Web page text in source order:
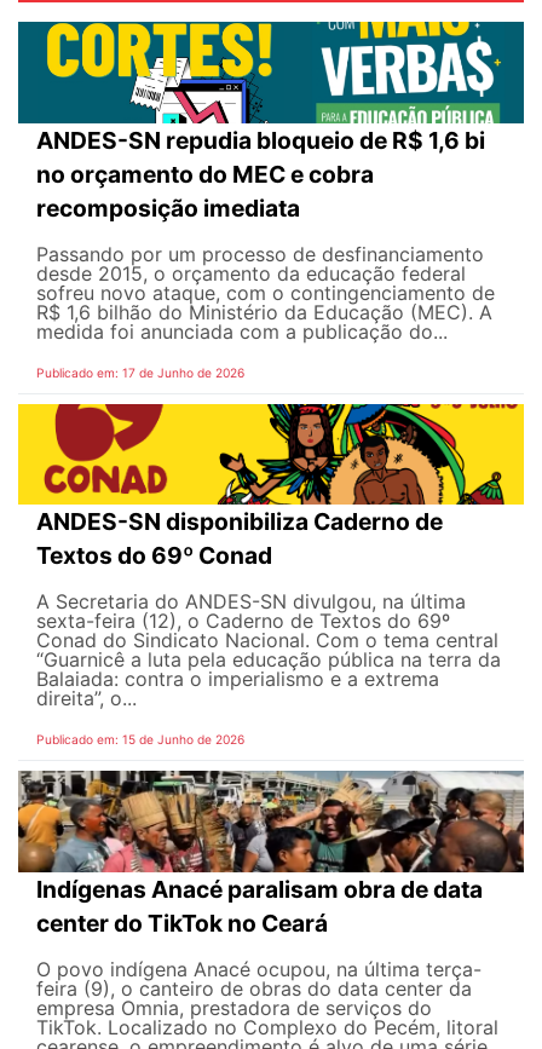
ANDES-SN repudia bloqueio de R$ 1,6 bi
no orçamento do MEC e cobra
recomposição imediata
Passando por um processo de desfinanciamento
desde 2015, o orçamento da educação federal
sofreu novo ataque, com o contingenciamento de
R$ 1,6 bilhão do Ministério da Educação (MEC). A
medida foi anunciada com a publicação do...
Publicado em: 17 de Junho de 2026
ANDES-SN disponibiliza Caderno de
Textos do 69º Conad
A Secretaria do ANDES-SN divulgou, na última
sexta-feira (12), o Caderno de Textos do 69º
Conad do Sindicato Nacional. Com o tema central
“Guarnicê a luta pela educação pública na terra da
Balaiada: contra o imperialismo e a extrema
direita”, o...
Publicado em: 15 de Junho de 2026
Indígenas Anacé paralisam obra de data
center do TikTok no Ceará
O povo indígena Anacé ocupou, na última terça-
feira (9), o canteiro de obras do data center da
empresa Omnia, prestadora de serviços do
TikTok. Localizado no Complexo do Pecém, litoral